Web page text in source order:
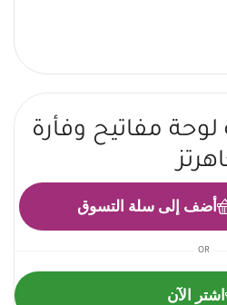
مفاتيح وفأرة
أضف إلى سلة التسوق
OR
اشتر الآن